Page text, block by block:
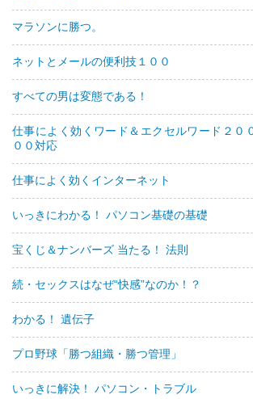
マラソンに勝つ。
ネットとメールの便利技１００
すべての男は変態である！
仕事によく効くワード＆エクセルワード２０
００対応
仕事によく効くインターネット
いっきにわかる！ パソコン基礎の基礎
宝くじ＆ナンバーズ 当たる！ 法則
続・セックスはなぜ“快感”なのか！？
わかる！ 遺伝子
プロ野球「勝つ組織・勝つ管理」
いっきに解決！ パソコン・トラブル